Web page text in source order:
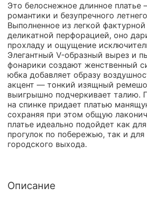
Это белоснежное длинное
романтики и безупречного
Выполненное из легкой
деликатной перфорацией, оно
прохладу и ощущение
Элегантный V-образный вырез и
фонарики создают женственный
юбка добавляет образу
акцент — тонкий изящный
выигрышно подчеркивает талию.
на спинке придает платью
сохраняя при этом общую
платье идеально подойдет как
прогулок по побережью, так и для
городского выхода.
Описание